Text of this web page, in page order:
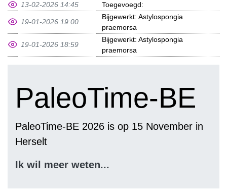
13-02-2026 14:45
Toegevoegd:
19-01-2026 19:00
Bijgewerkt: Astylospongia
praemorsa
19-01-2026 18:59
Bijgewerkt: Astylospongia
praemorsa
PaleoTime-BE
PaleoTime-BE 2026 is op 15 November in
Herselt
Ik wil meer weten...